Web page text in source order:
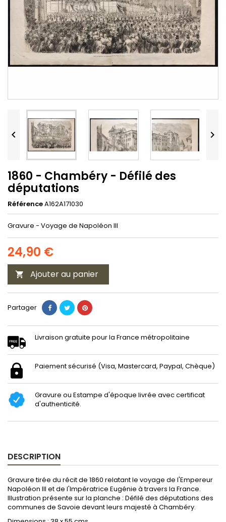
 
1860 - Chambéry - Défilé des
députations
RéférenceA162A171030
Gravure - Voyage de Napoléon III
24,90 €
 Ajouter au panier
Partager
Livraison gratuite pour la France métropolitaine
Paiement sécurisé (Visa, Mastercard, Paypal, Chèque)
Gravure ou Estampe d'époque livrée avec certificat
d'authenticité.
DESCRIPTION
Gravure tirée du récit de 1860 relatant le voyage de l'Empereur
Napoléon III et de l'Impératrice Eugénie à travers la France.
Illustration présente sur la planche : Défilé des députations des
communes de Savoie devant leurs majesté à Chambéry.